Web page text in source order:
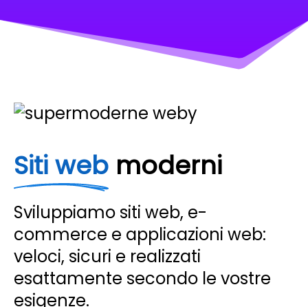
Siti web moderni
Sviluppiamo siti web, e-
commerce e applicazioni web:
veloci, sicuri e realizzati
esattamente secondo le vostre
esigenze.